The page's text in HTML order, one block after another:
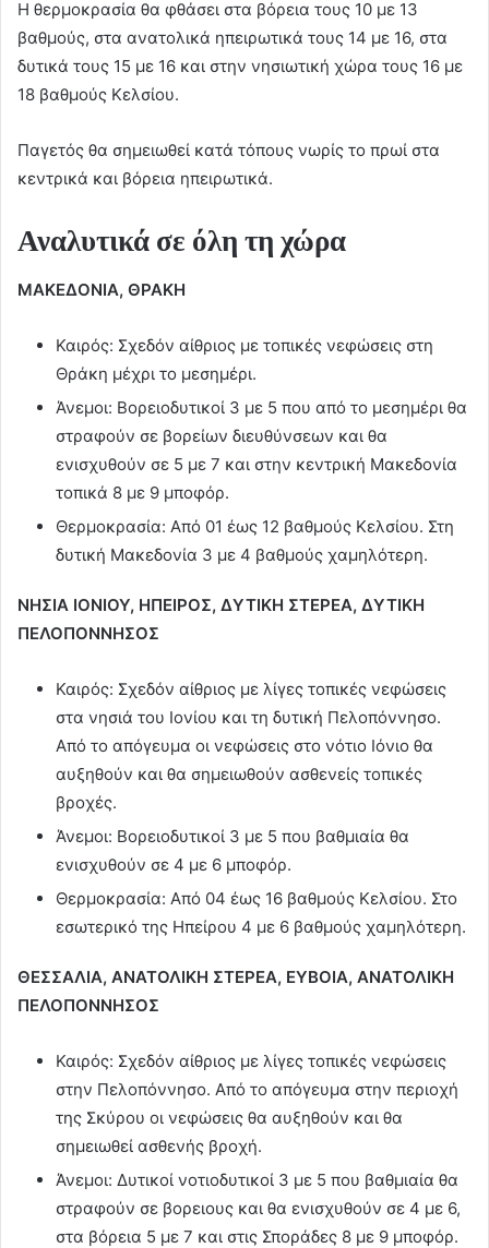
Η θερμοκρασία θα φθάσει στα βόρεια τους 10 με 13
βαθμούς, στα ανατολικά ηπειρωτικά τους 14 με 16, στα
δυτικά τους 15 με 16 και στην νησιωτική χώρα τους 16 με
18 βαθμούς Κελσίου.
Παγετός θα σημειωθεί κατά τόπους νωρίς το πρωί στα
κεντρικά και βόρεια ηπειρωτικά.
Αναλυτικά σε όλη τη χώρα
ΜΑΚΕΔΟΝΙΑ, ΘΡΑΚΗ
Καιρός: Σχεδόν αίθριος με τοπικές νεφώσεις στη
Θράκη μέχρι το μεσημέρι.
Άνεμοι: Βορειοδυτικοί 3 με 5 που από το μεσημέρι θα
στραφούν σε βορείων διευθύνσεων και θα
ενισχυθούν σε 5 με 7 και στην κεντρική Μακεδονία
τοπικά 8 με 9 μποφόρ.
Θερμοκρασία: Από 01 έως 12 βαθμούς Κελσίου. Στη
δυτική Μακεδονία 3 με 4 βαθμούς χαμηλότερη.
ΝΗΣΙΑ ΙΟΝΙΟΥ, ΗΠΕΙΡΟΣ, ΔΥΤΙΚΗ ΣΤΕΡΕΑ, ΔΥΤΙΚΗ
ΠΕΛΟΠΟΝΝΗΣΟΣ
Καιρός: Σχεδόν αίθριος με λίγες τοπικές νεφώσεις
στα νησιά του Ιονίου και τη δυτική Πελοπόννησο.
Από το απόγευμα οι νεφώσεις στο νότιο Ιόνιο θα
αυξηθούν και θα σημειωθούν ασθενείς τοπικές
βροχές.
Άνεμοι: Βορειοδυτικοί 3 με 5 που βαθμιαία θα
ενισχυθούν σε 4 με 6 μποφόρ.
Θερμοκρασία: Από 04 έως 16 βαθμούς Κελσίου. Στο
εσωτερικό της Ηπείρου 4 με 6 βαθμούς χαμηλότερη.
ΘΕΣΣΑΛΙΑ, ΑΝΑΤΟΛΙΚΗ ΣΤΕΡΕΑ, ΕΥΒΟΙΑ, ΑΝΑΤΟΛΙΚΗ
ΠΕΛΟΠΟΝΝΗΣΟΣ
Καιρός: Σχεδόν αίθριος με λίγες τοπικές νεφώσεις
στην Πελοπόννησο. Από το απόγευμα στην περιοχή
της Σκύρου οι νεφώσεις θα αυξηθούν και θα
σημειωθεί ασθενής βροχή.
Άνεμοι: Δυτικοί νοτιοδυτικοί 3 με 5 που βαθμιαία θα
στραφούν σε βορειους και θα ενισχυθούν σε 4 με 6,
στα βόρεια 5 με 7 και στις Σποράδες 8 με 9 μποφόρ.